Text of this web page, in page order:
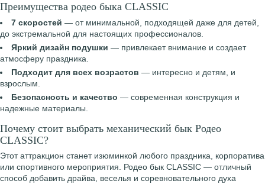
Преимущества родео быка CLASSIC
7 скоростей — от минимальной, подходящей даже для детей,
до экстремальной для настоящих профессионалов.
Яркий дизайн подушки — привлекает внимание и создает
атмосферу праздника.
Подходит для всех возрастов — интересно и детям, и
взрослым.
Безопасность и качество — современная конструкция и
надежные материалы.
Почему стоит выбрать механический бык Родео
CLASSIC?
Этот аттракцион станет изюминкой любого праздника, корпоратива
или спортивного мероприятия. Родео бык CLASSIC — отличный
способ добавить драйва, веселья и соревновательного духа